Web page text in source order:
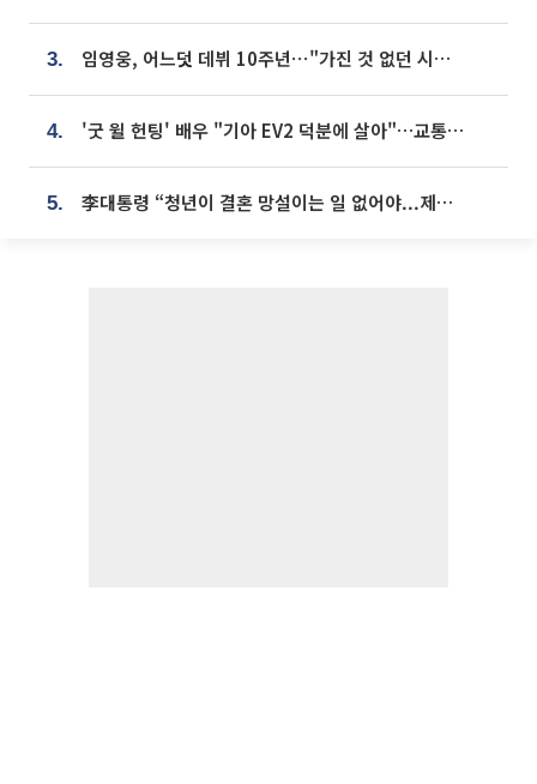
3. 임영웅, 어느덧 데뷔 10주년⋯"가진 것 없던 시절, 내 앞엔 20명의 팬뿐"
4. '굿 윌 헌팅' 배우 "기아 EV2 덕분에 살아"…교통사고 후 안전성 극찬
5. 李대통령 “청년이 결혼 망설이는 일 없어야...제도상 불이익 조사”